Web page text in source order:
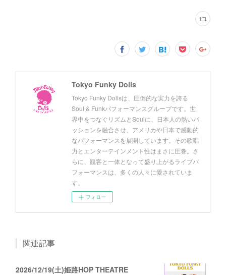
Tokyo Funky Dolls
Tokyo Funky Dollsは、圧倒的な実力を誇る
Soul & Funkパフォーマンスグループです。世
界中をつなぐリズムとSoulに、日本人の熱いパ
ッションを融合させ、アメリカや日本で感動的
なパフォーマンスを展開しています。その歌唱
力とエンターテインメント性はまさに圧巻。さ
らに、観客と一体となって盛り上がるライブパ
フォーマンスは、多くの人々に愛されていま
す。
フォロー
関連記事
2026/12/19(土)姫路HOP THEATRE